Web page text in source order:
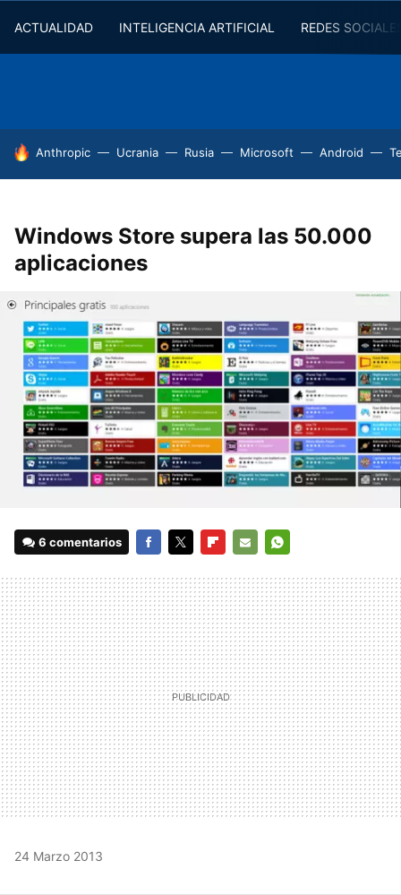
ACTUALIDAD INTELIGENCIA ARTIFICIAL REDES
HOY SE HABLA DE
Anthropic Ucrania Rusia Microsoft Android
Windows Store supera las 50.000
aplicaciones
6 comentarios
MAIL
24 Marzo 2013